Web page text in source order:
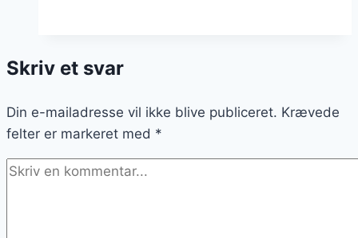
Skriv et svar
Din e-mailadresse vil ikke blive publiceret. Krævede
felter er markeret med *